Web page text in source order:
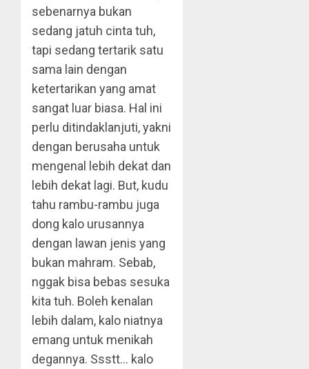
sebenarnya bukan
sedang jatuh cinta tuh,
tapi sedang tertarik satu
sama lain dengan
ketertarikan yang amat
sangat luar biasa. Hal ini
perlu ditindaklanjuti, yakni
dengan berusaha untuk
mengenal lebih dekat dan
lebih dekat lagi. But, kudu
tahu rambu-rambu juga
dong kalo urusannya
dengan lawan jenis yang
bukan mahram. Sebab,
nggak bisa bebas sesuka
kita tuh. Boleh kenalan
lebih dalam, kalo niatnya
emang untuk menikah
degannya. Ssstt… kalo